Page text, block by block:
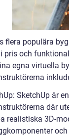
flera populära
pris och
egna virtuella
SketchUp är
där
realistiska 3D-